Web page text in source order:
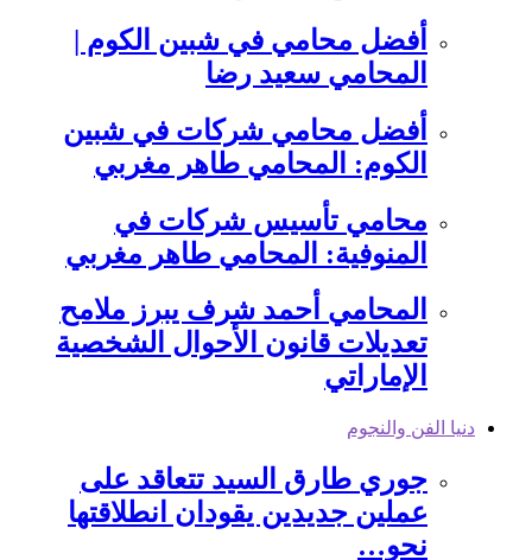
أفضل محامي في شبين الكوم |
المحامي سعيد رضا
أفضل محامي شركات في شبين
الكوم: المحامي طاهر مغربي
محامي تأسيس شركات في
المنوفية: المحامي طاهر مغربي
المحامي أحمد شرف يبرز ملامح
تعديلات قانون الأحوال الشخصية
الإماراتي
دنيا الفن والنجوم
جوري طارق السيد تتعاقد على
عملين جديدين يقودان انطلاقتها
نحو…